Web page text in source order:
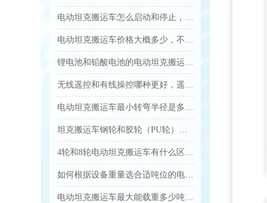
电动坦克搬运车怎么启动和停止，操作步骤是什么？...
电动坦克搬运车价格大概多少，不同吨位差价大吗？...
锂电池和铅酸电池的电动坦克搬运车怎么选？...
无线遥控和有线操控哪种更好，遥控距离多远？...
电动坦克搬运车最小转弯半径是多少，适合多窄的通道？...
坦克搬运车钢轮和胶轮（PU轮）分别适合什么地面，怎么选？...
4轮和8轮电动坦克搬运车有什么区别，怎么选？...
如何根据设备重量选合适吨位的电动坦克搬运车？...
电动坦克搬运车最大能载重多少吨？...